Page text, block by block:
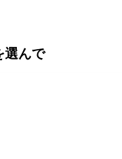
選んで